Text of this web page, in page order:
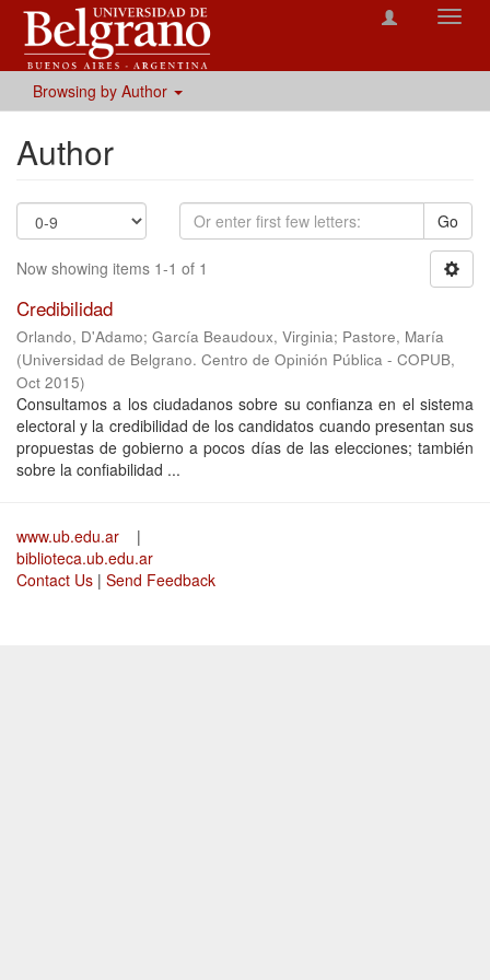
Browsing by Author
Author
Go
Now showing items 1-1 of 1
Credibilidad
Orlando, D'Adamo; García Beaudoux, Virginia; Pastore, María
(Universidad de Belgrano. Centro de Opinión Pública - COPUB,
Oct 2015)
Consultamos a los ciudadanos sobre su confianza en el sistema
electoral y la credibilidad de los candidatos cuando presentan sus
propuestas de gobierno a pocos días de las elecciones; también
sobre la confiabilidad ...
www.ub.edu.ar
|
biblioteca.ub.edu.ar
Contact Us | Send Feedback